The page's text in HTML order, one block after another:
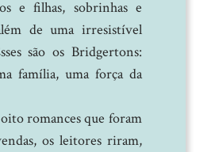
e filhas, sobrinhas e
de uma irresistível
são os Bridgertons:
família, uma força da
romances que foram
os leitores riram,